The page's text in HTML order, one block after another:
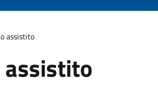
assistito
assistito